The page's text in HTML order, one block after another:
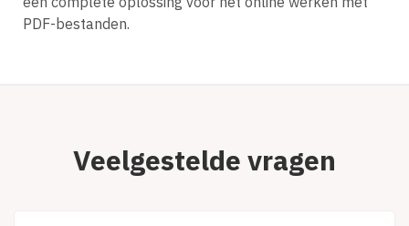
PDF-bestanden.
Veelgestelde vragen